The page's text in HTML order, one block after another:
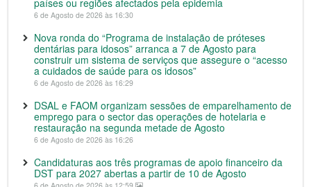
6 de Agosto de 2026 às 16:30
Nova ronda do “Programa de instalação de próteses
dentárias para idosos” arranca a 7 de Agosto para
construir um sistema de serviços que assegure o “acesso
a cuidados de saúde para os idosos”
6 de Agosto de 2026 às 16:29
DSAL e FAOM organizam sessões de emparelhamento de
emprego para o sector das operações de hotelaria e
restauração na segunda metade de Agosto
6 de Agosto de 2026 às 16:26
Candidaturas aos três programas de apoio financeiro da
DST para 2027 abertas a partir de 10 de Agosto